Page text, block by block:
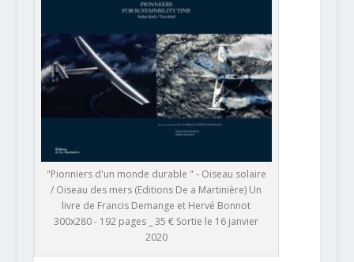
"Pionniers d'un monde durable " - Oiseau solaire
/ Oiseau des mers (Editions De a Martinière) Un
livre de Francis Demange et Hervé Bonnot
300x280 - 192 pages _ 35 € Sortie le 16 janvier
2020